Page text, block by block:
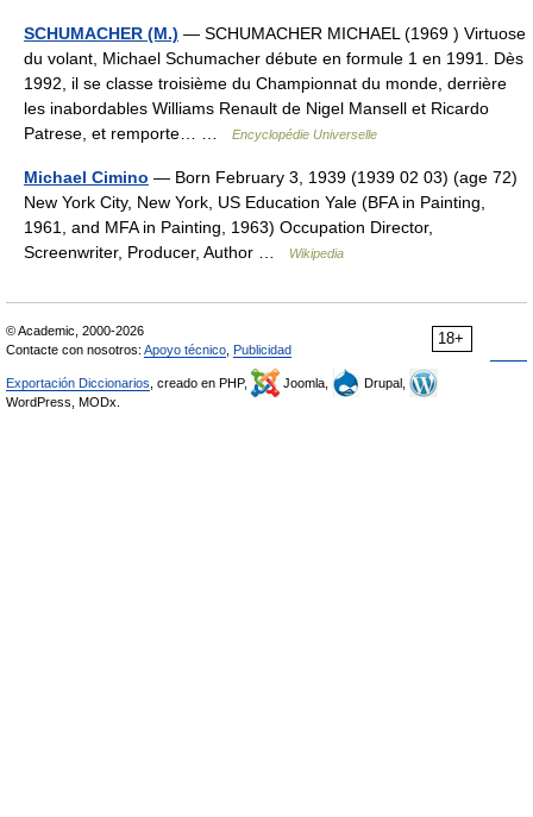
SCHUMACHER (M.) — SCHUMACHER MICHAEL (1969 ) Virtuose
du volant, Michael Schumacher débute en formule 1 en 1991. Dès
1992, il se classe troisième du Championnat du monde, derrière
les inabordables Williams Renault de Nigel Mansell et Ricardo
Patrese, et remporte… …
Encyclopédie Universelle
Michael Cimino — Born February 3, 1939 (1939 02 03) (age 72)
New York City, New York, US Education Yale (BFA in Painting,
1961, and MFA in Painting, 1963) Occupation Director,
Screenwriter, Producer, Author …
Wikipedia
18+
© Academic, 2000-2026
Contacte con nosotros: Apoyo técnico Publicidad
Exportación Diccionarios , creado en PHP, Joomla,
Drupal,
WordPress, MODx.